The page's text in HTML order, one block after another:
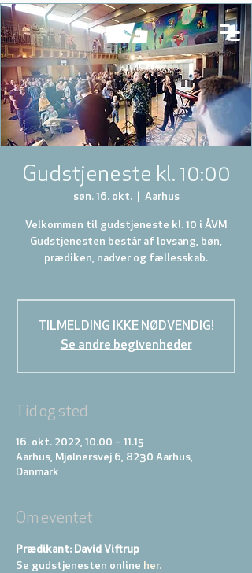
Gudstjeneste kl. 10:00
søn. 16. okt.
  |
Aarhus
Velkommen til gudstjeneste kl. 10 i ÅVM
Gudstjenesten består af lovsang, bøn,
prædiken, nadver og fællesskab.
TILMELDING IKKE NØDVENDIG!
Se andre begivenheder
Tid og sted
16. okt. 2022, 10.00 – 11.15
Aarhus, Mjølnersvej 6, 8230 Aarhus,
Danmark
Om eventet
Prædikant: David Viftrup
Se gudstjenesten online her.